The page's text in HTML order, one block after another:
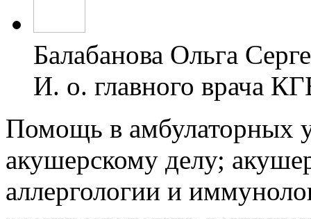
Балабанова Ольга
И. о. главного врача
Помощь в амбулаторных
акушерскому делу;
аллергологии и